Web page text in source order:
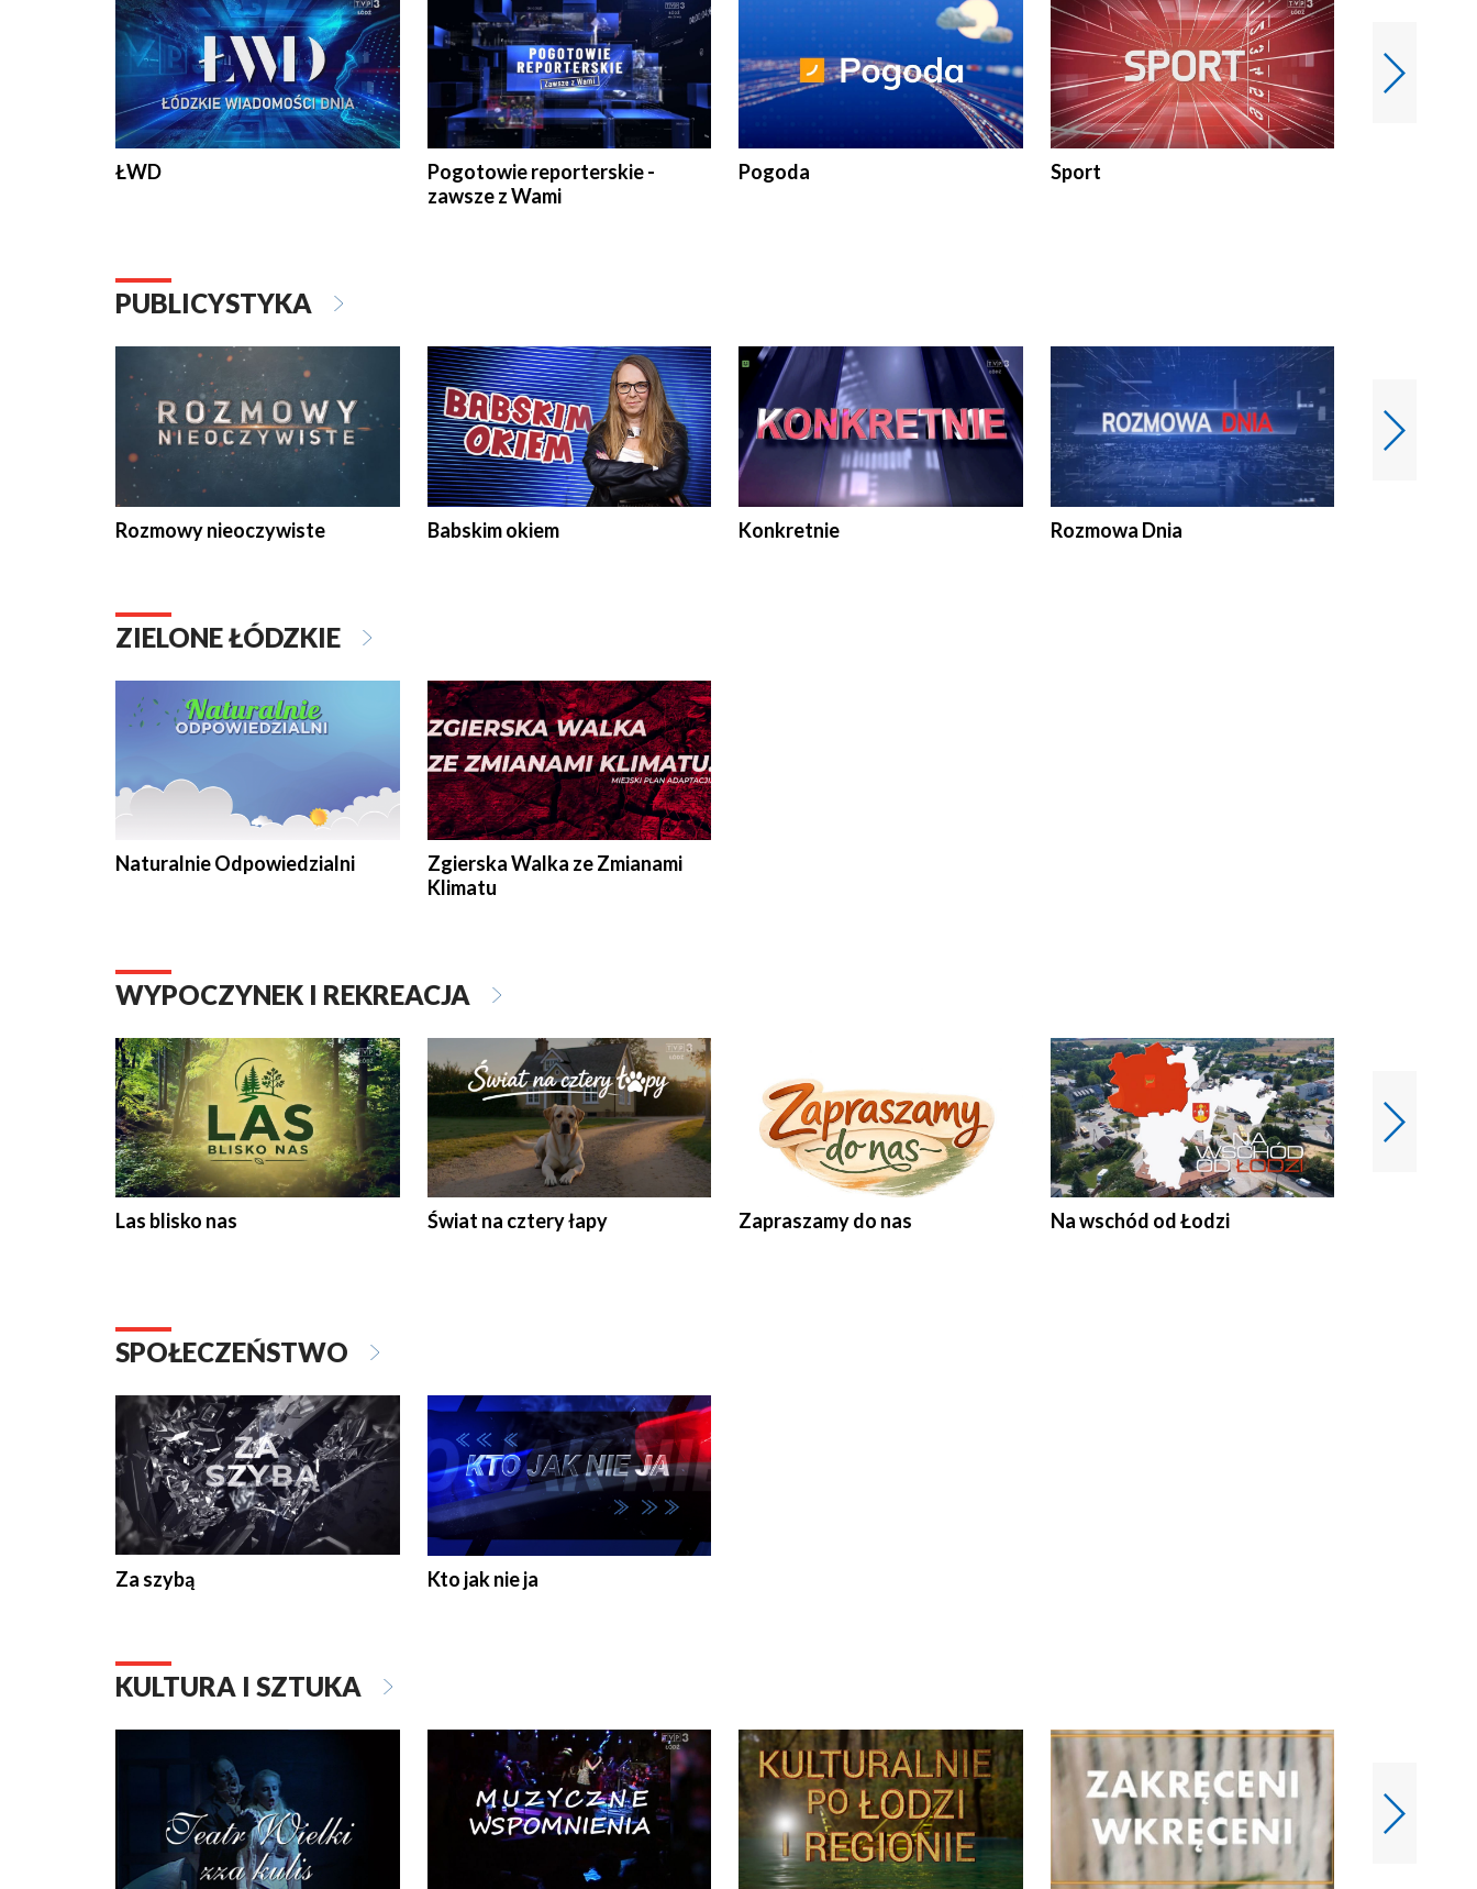
ŁWD
Pogotowie reporterskie -
zawsze z Wami
Pogoda Sport
PUBLICYSTYKA
Rozmowy nieoczywiste Babskim okiem Konkretnie Rozmowa Dnia
ZIELONE ŁÓDZKIE
Naturalnie Odpowiedzialni
Zgierska Walka ze Zmianami
Klimatu
WYPOCZYNEK I REKREACJA
Las blisko nas Świat na cztery łapy Zapraszamy do nas Na wschód od Łodzi
SPOŁECZEŃSTWO
Za szybą Kto jak nie ja
KULTURA I SZTUKA